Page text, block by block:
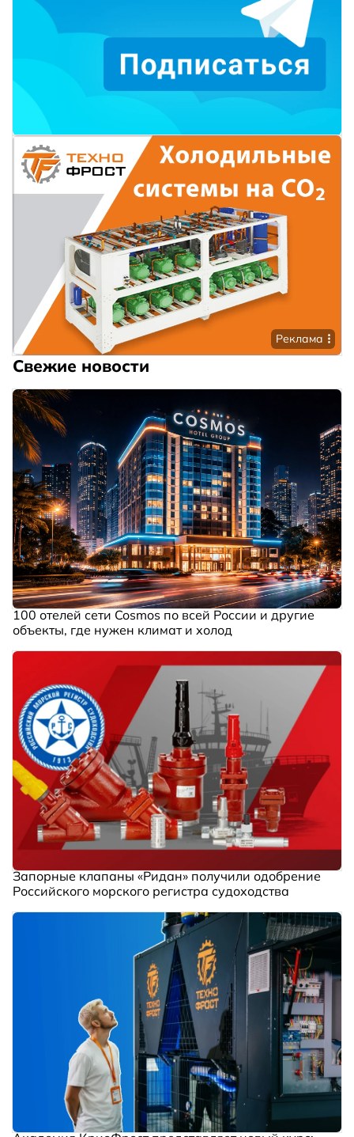
Реклама
Свежие новости
100 отелей сети Cosmos по всей России и другие
объекты, где нужен климат и холод
Запорные клапаны «Ридан» получили одобрение
Российского морского регистра судоходства